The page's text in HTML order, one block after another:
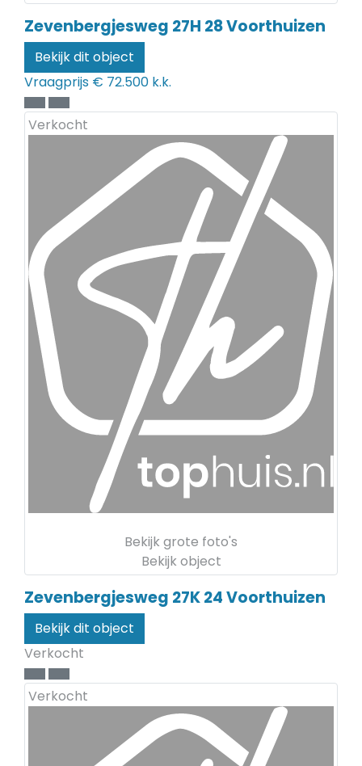
Zevenbergjesweg 27H 28Voorthuizen
Bekijk dit object
Vraagprijs € 72.500 k.k.
Verkocht
Bekijk grote foto's
Bekijk object
Zevenbergjesweg 27K 24Voorthuizen
Bekijk dit object
Verkocht
Verkocht